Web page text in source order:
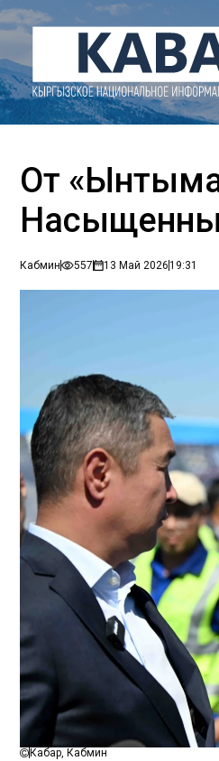
От
Кабмин 557 13 Май 202619:31
Кабар, Кабмин